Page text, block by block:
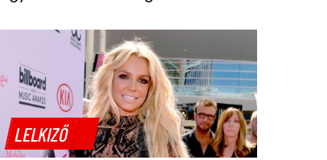
LELKIZŐ